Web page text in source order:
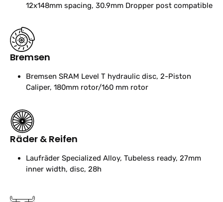
12x148mm spacing, 30.9mm Dropper post compatible
Bremsen
Bremsen SRAM Level T hydraulic disc, 2-Piston
Caliper, 180mm rotor/160 mm rotor
Räder & Reifen
Laufräder Specialized Alloy, Tubeless ready, 27mm
inner width, disc, 28h